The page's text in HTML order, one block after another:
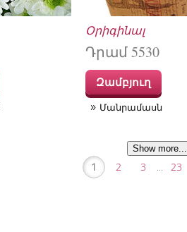
Օրիգինալ
Դրամ 5530
Զամբյուղ
Մանրամասն
Show more...
1 2 3 ... 23